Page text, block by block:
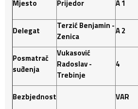
Mjesto
Prijedor A 1
Delegat
Terzić Benjamin -
Zenica
A 2
Posmatrač
suđenja
Vukasović
Radoslav -
Trebinje
4
Bezbjednost VAR